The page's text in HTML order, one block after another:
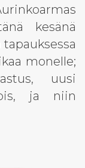
kesänä
monelle;
uusi
ja niin